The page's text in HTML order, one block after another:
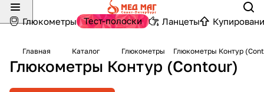
Глюкометры Тест-полоски Ланцеты
Главная Каталог Глюкометры Глюкометры Контур
Глюкометры Контур (Contour)